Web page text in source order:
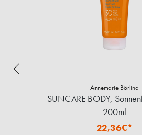
Annemarie Börlind
SUNCARE BODY,
200ml
22,36€*